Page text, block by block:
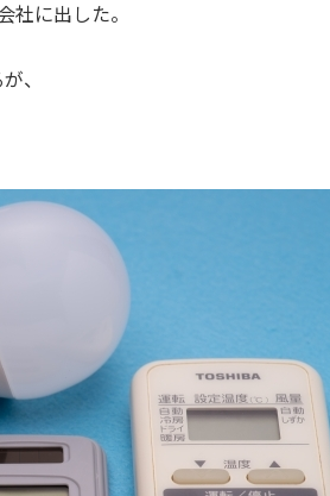
社に出した。
、